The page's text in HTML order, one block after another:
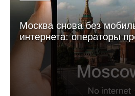
Москва снова без
интернета: операторы